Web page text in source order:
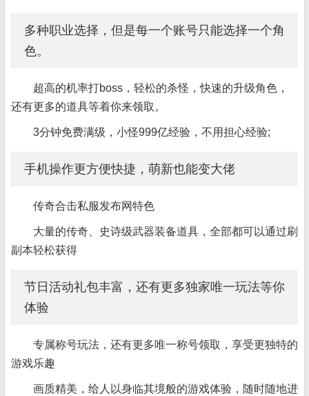
多种职业选择，但是每一个账号只能选择一个角
色。
超高的机率打boss，轻松的杀怪，快速的升级角色，
还有更多的道具等着你来领取。
3分钟免费满级，小怪999亿经验，不用担心经验;
手机操作更方便快捷，萌新也能变大佬
传奇合击私服发布网特色
大量的传奇、史诗级武器装备道具，全部都可以通过刷
副本轻松获得
节日活动礼包丰富，还有更多独家唯一玩法等你
体验
专属称号玩法，还有更多唯一称号领取，享受更独特的
游戏乐趣
画质精美，给人以身临其境般的游戏体验，随时随地进